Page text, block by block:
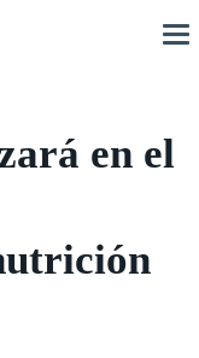
en el